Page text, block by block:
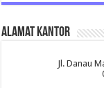
Alamat Kantor
Jl. Danau